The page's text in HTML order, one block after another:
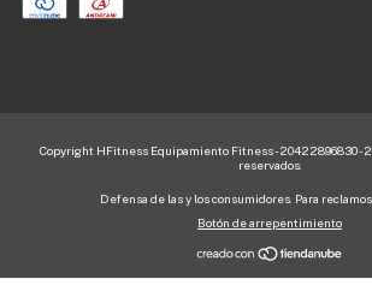
Copyright HFitness Equipamiento Fitness - 20422896830 -
reservados.
Defensa de las y los consumidores. Para reclamos
Botón de arrepentimiento